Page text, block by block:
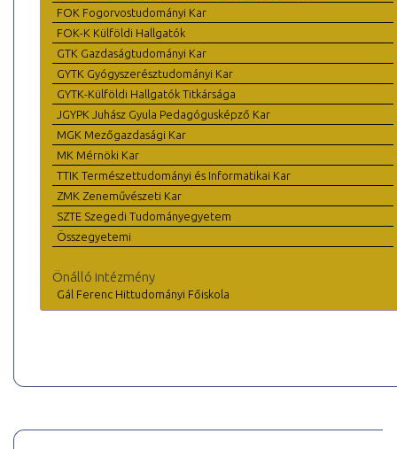
FOK Fogorvostudományi Kar
FOK-K Külföldi Hallgatók
GTK Gazdaságtudományi Kar
GYTK Gyógyszerésztudományi Kar
GYTK-Külföldi Hallgatók Titkársága
JGYPK Juhász Gyula Pedagógusképző Kar
MGK Mezőgazdasági Kar
MK Mérnöki Kar
TTIK Természettudományi és Informatikai Kar
ZMK Zeneművészeti Kar
SZTE Szegedi Tudományegyetem
Összegyetemi
Önálló intézmény
Gál Ferenc Hittudományi Főiskola